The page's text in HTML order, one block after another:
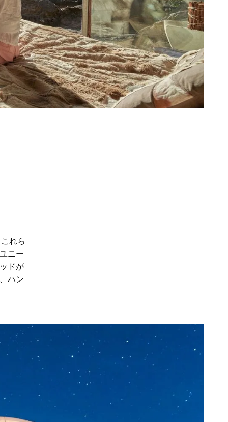
れら
ニー
ドが
ハン